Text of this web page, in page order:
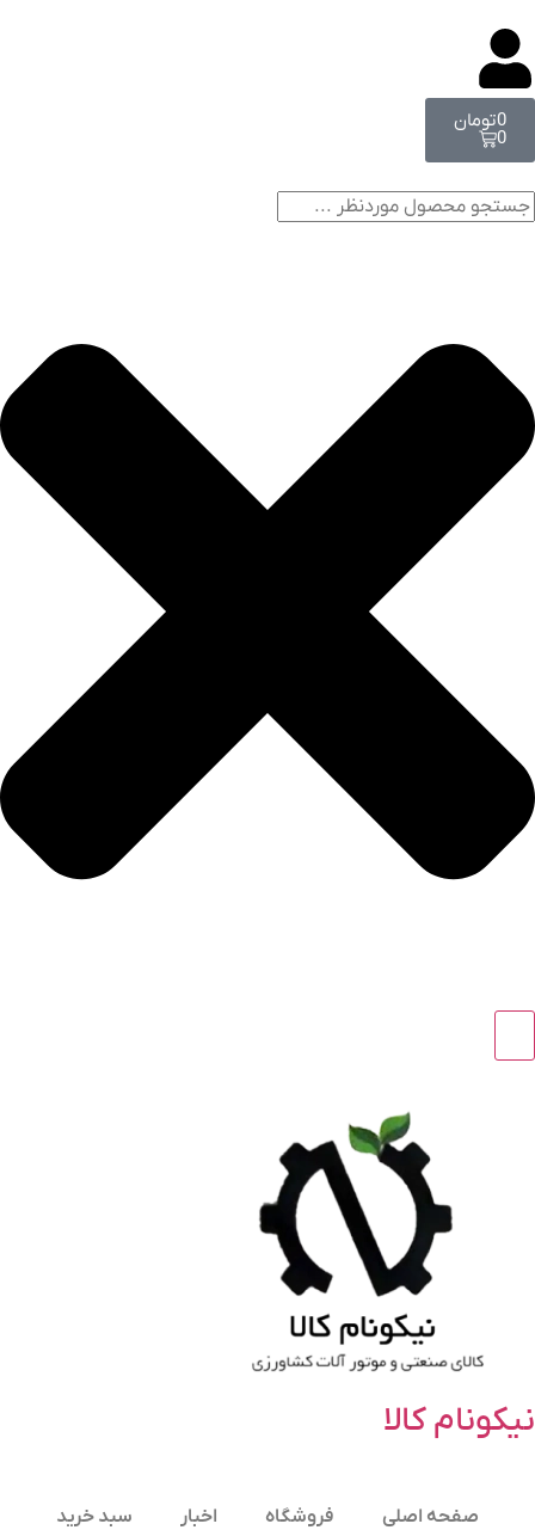
0تومان
0
نیکونام کالا
صفحه اصلی فروشگاه اخبار سبد خرید